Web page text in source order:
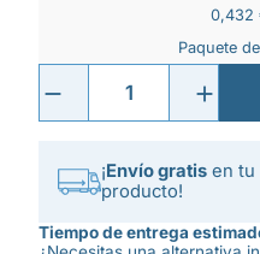
0,432
Paquete
¡Envío gratis en tu
producto!
Tiempo de entrega